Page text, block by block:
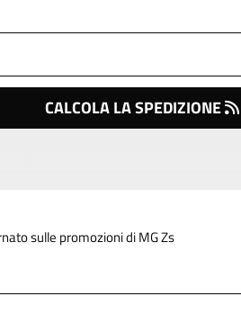
CALCOLA LA SPEDIZIONE
sulle promozioni di MG Zs